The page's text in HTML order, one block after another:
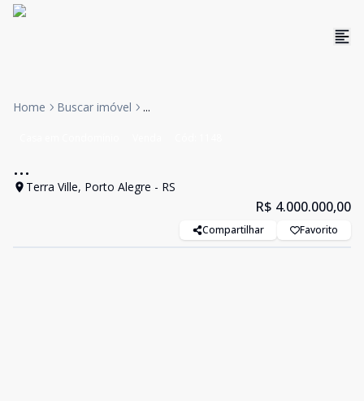
Home Buscar imóvel ...
...
Terra Ville, Porto Alegre - RS
R$ 4.000.000,00
Compartilhar Favorito